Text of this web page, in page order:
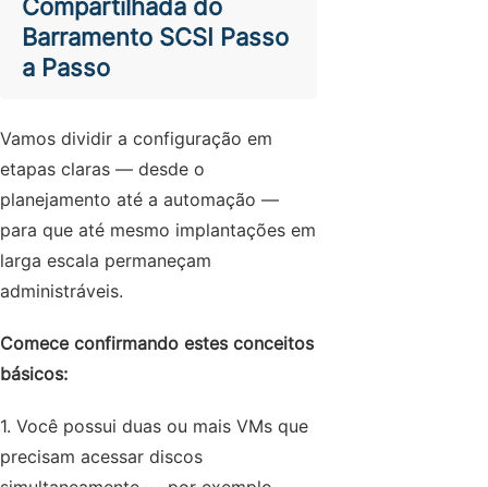
Compartilhada do
Barramento SCSI Passo
a Passo
Vamos dividir a configuração em
etapas claras — desde o
planejamento até a automação —
para que até mesmo implantações em
larga escala permaneçam
administráveis.
Comece confirmando estes conceitos
básicos:
1. Você possui duas ou mais VMs que
precisam acessar discos